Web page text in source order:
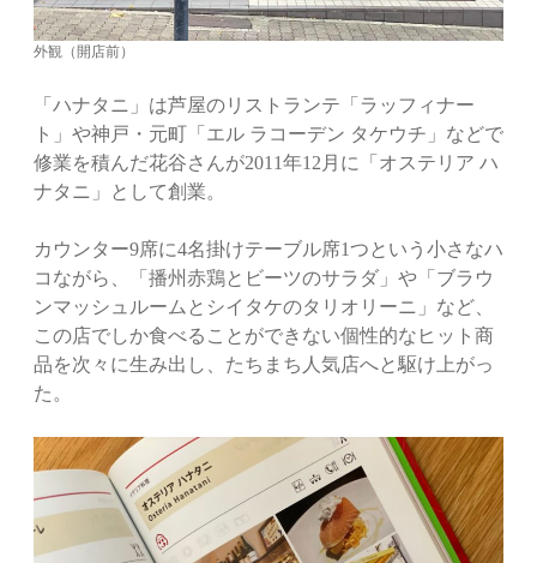
外観（開店前）
「ハナタニ」は芦屋のリストランテ「ラッフィナー
ト」や神戸・元町「エル ラコーデン タケウチ」などで
修業を積んだ花谷さんが2011年12月に「オステリア ハ
ナタニ」として創業。
カウンター9席に4名掛けテーブル席1つという小さなハ
コながら、「播州赤鶏とビーツのサラダ」や「ブラウ
ンマッシュルームとシイタケのタリオリーニ」など、
この店でしか食べることができない個性的なヒット商
品を次々に生み出し、たちまち人気店へと駆け上がっ
た。